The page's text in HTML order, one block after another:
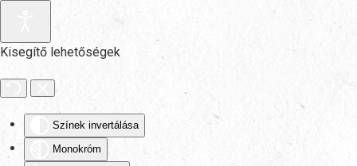
Kisegítő lehetőségek
Színek invertálása
Monokróm
Fő tartalom átugrása